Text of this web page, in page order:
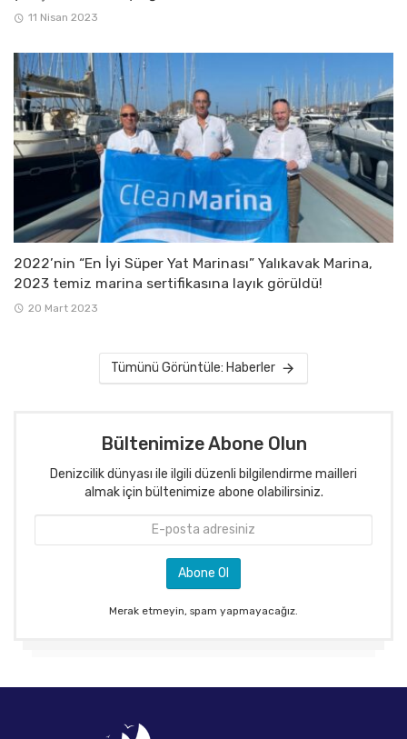
11 Nisan 2023
2022’nin “En İyi Süper Yat Marinası” Yalıkavak Marina,
2023 temiz marina sertifikasına layık görüldü!
20 Mart 2023
Tümünü Görüntüle: Haberler
Bültenimize Abone Olun
Denizcilik dünyası ile ilgili düzenli bilgilendirme mailleri
almak için bültenimize abone olabilirsiniz.
Merak etmeyin, spam yapmayacağız.